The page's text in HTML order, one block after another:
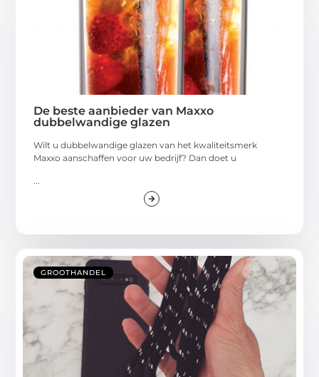
De beste aanbieder van Maxxo
dubbelwandige glazen
Wilt u dubbelwandige glazen van het kwaliteitsmerk
Maxxo aanschaffen voor uw bedrijf? Dan doet u
...
GROOTHANDEL